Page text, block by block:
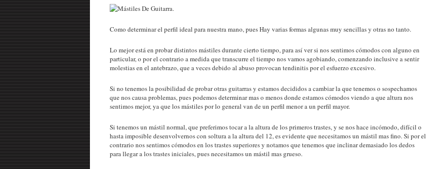
Como determinar el perfil ideal para nuestra mano, pues Hay varias formas algunas muy sencillas y otras no tanto.
Lo mejor está en probar distintos mástiles durante cierto tiempo, para así ver si nos sentimos cómodos con alguno en
particular, o por el contrario a medida que transcurre el tiempo nos vamos agobiando, comenzando inclusive a sentir
molestias en el antebrazo, que a veces debido al abuso provocan tendinitis por el esfuerzo excesivo.
Si no tenemos la posibilidad de probar otras guitarras y estamos decididos a cambiar la que tenemos o sospechamos
que nos causa problemas, pues podemos determinar mas o menos donde estamos cómodos viendo a que altura nos
sentimos mejor, ya que los mástiles por lo general van de un perfil menor a un perfil mayor.
Si tenemos un mástil normal, que preferimos tocar a la altura de los primeros trastes, y se nos hace incómodo, difícil o
hasta imposible desenvolvernos con soltura a la altura del 12, es evidente que necesitamos un mástil mas fino. Si por el
contrario nos sentimos cómodos en los trastes superiores y notamos que tenemos que inclinar demasiado los dedos
para llegar a los trastes iniciales, pues necesitamos un mástil mas grueso.